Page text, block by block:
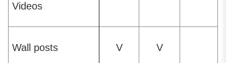
Videos
Wall posts V V